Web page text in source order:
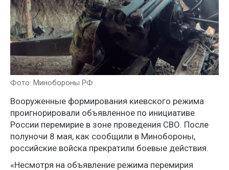
Фото: Минобороны РФ
Вооруженные формирования киевского режима
проигнорировали объявленное по инициативе
России перемирие в зоне проведения СВО. После
полуночи 8 мая, как сообщили в Минобороны,
российские войска прекратили боевые действия.
«Несмотря на объявление режима перемирия